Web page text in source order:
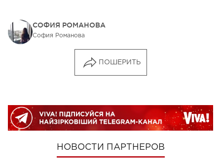
СОФИЯ РОМАНОВА
София Романова
ПОШЕРИТЬ
НОВОСТИ ПАРТНЕРОВ